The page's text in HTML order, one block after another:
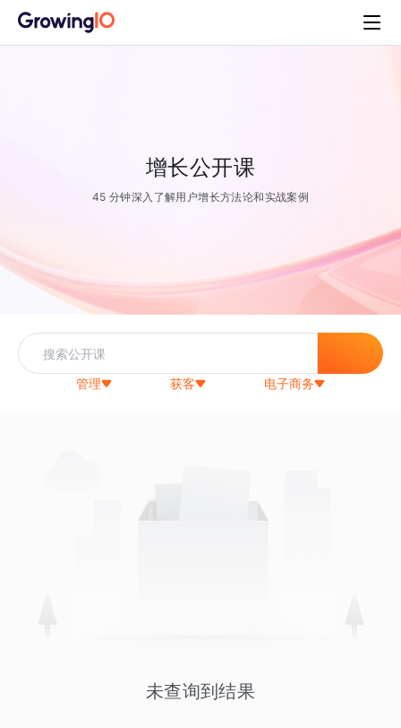
增长公开课
45 分钟深入了解用户增长方法论和实战案例
管理 获客 电子商务
未查询到结果